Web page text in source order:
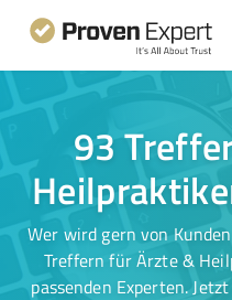
93
Wer wird gern von
Treffern für Ärzte &
passenden Experten.